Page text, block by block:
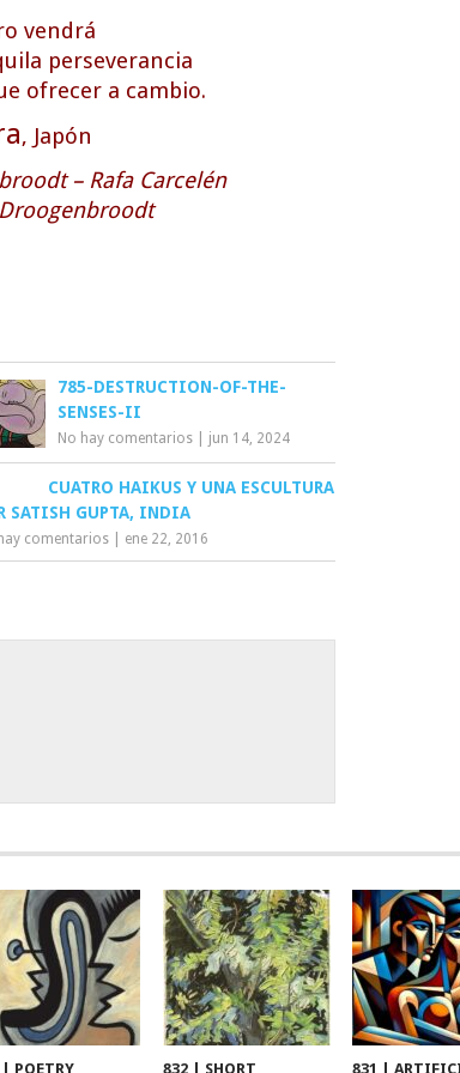
vendrá
perseverancia
ofrecer a cambio.
, Japón
– Rafa Carcelén
785-DESTRUCTION-OF-THE-
SENSES-II
No hay comentarios jun 14, 2024
CUATRO HAIKUS Y UNA ESCULTURA
SATISH GUPTA, INDIA
comentarios ene 22, 2016
POETRY 832 | SHORT 831 |